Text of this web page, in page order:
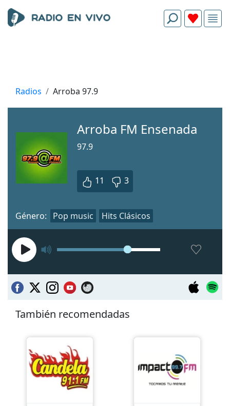
Radios Arroba 97.9
Arroba FM Ensenada
97.9
11 3
Género: Pop music Hits Clásicos
También recomendadas